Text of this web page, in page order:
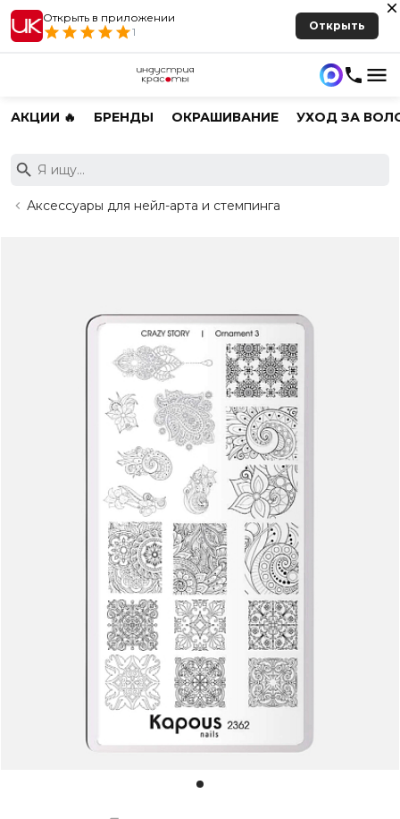
Открыть в приложении
1
Открыть
АКЦИИ 🔥 БРЕНДЫ ОКРАШИВАНИЕ УХОД ЗА
Аксессуары для нейл-арта и стемпинга